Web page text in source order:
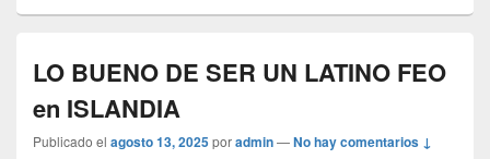
LO BUENO DE SER UN LATINO FEO
en ISLANDIA
Publicado el agosto 13, 2025poradmin—No hay comentarios ↓